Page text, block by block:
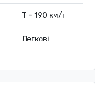
T - 190 км/г
Легкові